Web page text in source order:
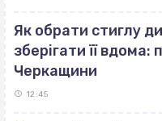
Як обрати стиглу
зберігати її
Черкащини
12:45